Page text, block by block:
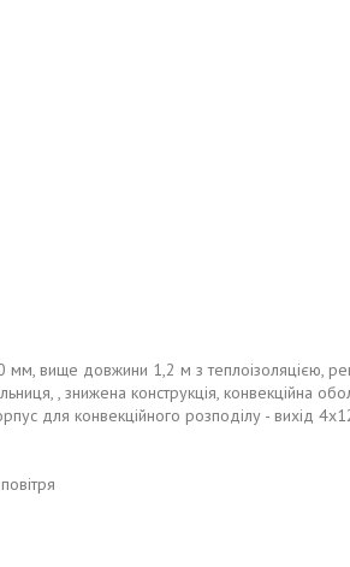
вище довжини 1,2 м з теплоізоляцією,
, знижена конструкція, конвекційна
для конвекційного розподілу - вихід